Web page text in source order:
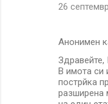
26
Анонимен
В имота си
пострйка
разширена